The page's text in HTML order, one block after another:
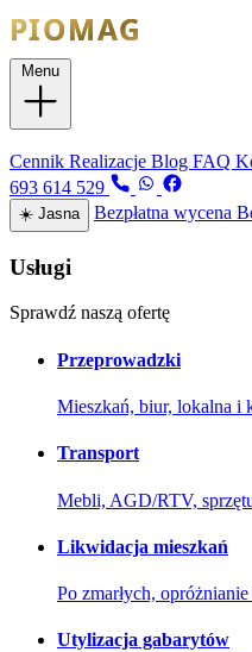
Cennik Realizacje Blog FAQ
693 614 529
☀️ Jasna Bezpłatna wycena
Usługi
Sprawdź naszą ofertę
Przeprowadzki
Mieszkań, biur, lokalna i
Transport
Mebli, AGD/RTV,
Likwidacja mieszkań
Po zmarłych,
Utylizacja gabarytów